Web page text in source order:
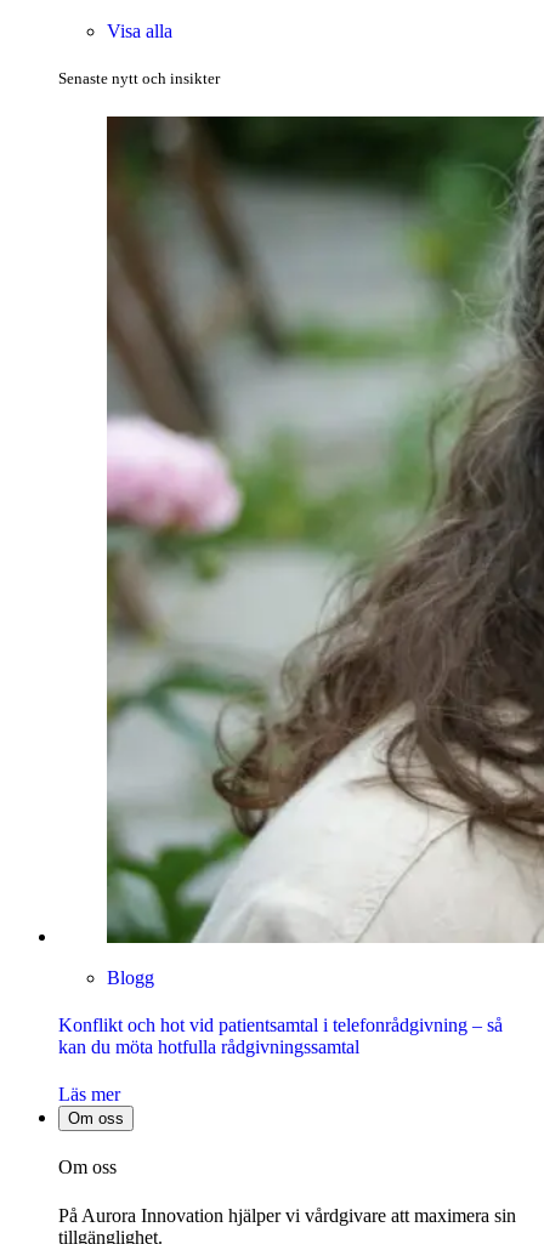
Visa alla
Senaste nytt och insikter
Blogg
Konflikt och hot vid patientsamtal i telefonrådgivning – så
kan du möta hotfulla rådgivningssamtal
Läs mer
Om oss
Om oss
På Aurora Innovation hjälper vi vårdgivare att maximera sin
tillgänglighet.